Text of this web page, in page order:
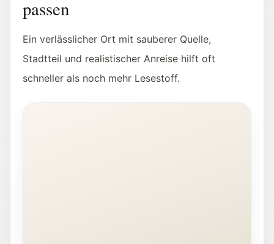
passen
Ein verlässlicher Ort mit sauberer Quelle,
Stadtteil und realistischer Anreise hilft oft
schneller als noch mehr Lesestoff.
Innenansicht der Fotohof Galerie in Salzburg.